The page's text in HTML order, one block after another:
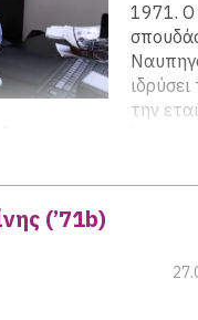
1971. Ο
την
και τον έλεγχο
(’71b)